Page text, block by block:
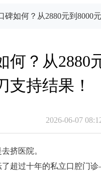
碑如何？从2880元到8000
？从2880
支持结果！
2026-06-07
挤医院。
超过十年的私立口腔门